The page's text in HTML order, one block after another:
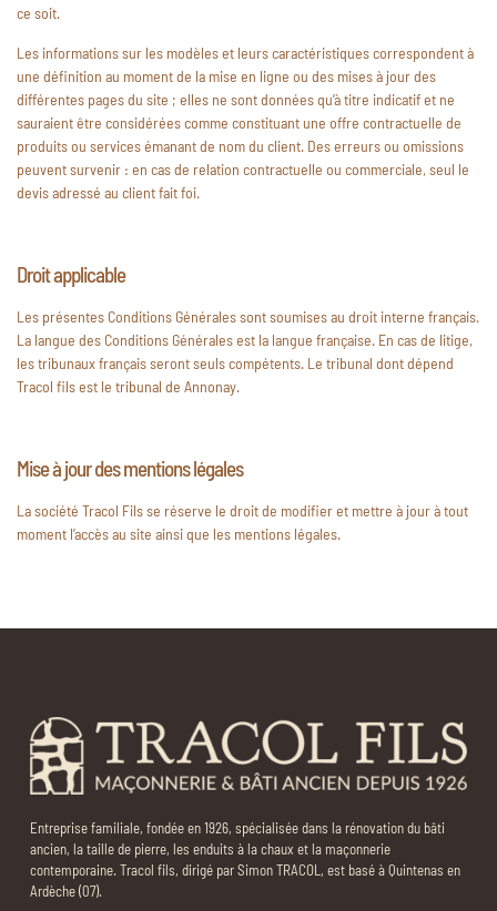
ce soit.
Les informations sur les modèles et leurs caractéristiques correspondent à
une définition au moment de la mise en ligne ou des mises à jour des
différentes pages du site ; elles ne sont données qu’à titre indicatif et ne
sauraient être considérées comme constituant une offre contractuelle de
produits ou services émanant de nom du client. Des erreurs ou omissions
peuvent survenir : en cas de relation contractuelle ou commerciale, seul le
devis adressé au client fait foi.
Droit applicable
Les présentes Conditions Générales sont soumises au droit interne français.
La langue des Conditions Générales est la langue française. En cas de litige,
les tribunaux français seront seuls compétents. Le tribunal dont dépend
Tracol fils est le tribunal de Annonay.
Mise à jour des mentions légales
La société Tracol Fils se réserve le droit de modifier et mettre à jour à tout
moment l’accès au site ainsi que les mentions légales.
Entreprise familiale, fondée en 1926, spécialisée dans la rénovation du bâti
ancien, la taille de pierre, les enduits à la chaux et la maçonnerie
contemporaine. Tracol fils, dirigé par Simon TRACOL, est basé à Quintenas en
Ardèche (07).